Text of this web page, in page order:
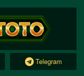
Telegram